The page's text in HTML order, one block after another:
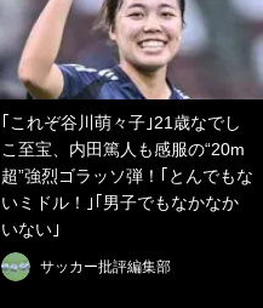
｢これぞ谷川萌々子｣21歳なでし
こ至宝、内田篤人も感服の“20m
超”強烈ゴラッソ弾！｢とんでもな
いミドル！｣｢男子でもなかなか
いない｣
サッカー批評編集部